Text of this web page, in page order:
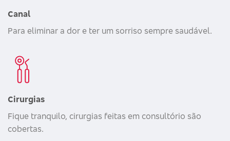
Canal
Para eliminar a dor e ter um sorriso sempre saudável.
Cirurgias
Fique tranquilo, cirurgias feitas em consultório são
cobertas.